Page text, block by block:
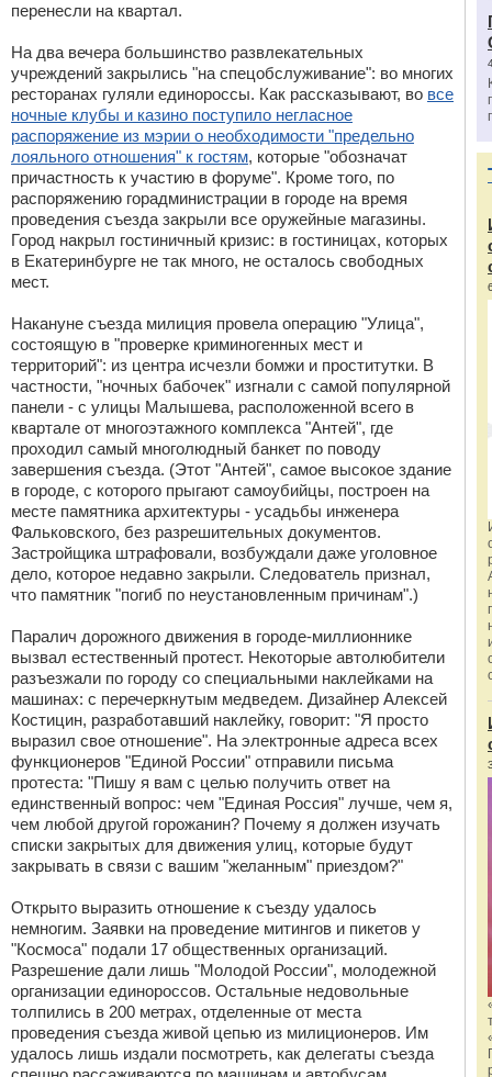
перенесли на квартал.
На два вечера большинство развлекательных
учреждений закрылись "на спецобслуживание": во многих
ресторанах гуляли единороссы. Как рассказывают, во все
ночные клубы и казино поступило негласное
распоряжение из мэрии о необходимости "предельно
лояльного отношения" к гостям, которые "обозначат
причастность к участию в форуме". Кроме того, по
распоряжению горадминистрации в городе на время
проведения съезда закрыли все оружейные магазины.
Город накрыл гостиничный кризис: в гостиницах, которых
в Екатеринбурге не так много, не осталось свободных
мест.
Накануне съезда милиция провела операцию "Улица",
состоящую в "проверке криминогенных мест и
территорий": из центра исчезли бомжи и проститутки. В
частности, "ночных бабочек" изгнали с самой популярной
панели - с улицы Малышева, расположенной всего в
квартале от многоэтажного комплекса "Антей", где
проходил самый многолюдный банкет по поводу
завершения съезда. (Этот "Антей", самое высокое здание
в городе, с которого прыгают самоубийцы, построен на
месте памятника архитектуры - усадьбы инженера
Фальковского, без разрешительных документов.
Застройщика штрафовали, возбуждали даже уголовное
дело, которое недавно закрыли. Следователь признал,
что памятник "погиб по неустановленным причинам".)
Паралич дорожного движения в городе-миллионнике
вызвал естественный протест. Некоторые автолюбители
разъезжали по городу со специальными наклейками на
машинах: с перечеркнутым медведем. Дизайнер Алексей
Костицин, разработавший наклейку, говорит: "Я просто
выразил свое отношение". На электронные адреса всех
функционеров "Единой России" отправили письма
протеста: "Пишу я вам с целью получить ответ на
единственный вопрос: чем "Единая Россия" лучше, чем я,
чем любой другой горожанин? Почему я должен изучать
списки закрытых для движения улиц, которые будут
закрывать в связи с вашим "желанным" приездом?"
Открыто выразить отношение к съезду удалось
немногим. Заявки на проведение митингов и пикетов у
"Космоса" подали 17 общественных организаций.
Разрешение дали лишь "Молодой России", молодежной
организации единороссов. Остальные недовольные
толпились в 200 метрах, отделенные от места
проведения съезда живой цепью из милиционеров. Им
удалось лишь издали посмотреть, как делегаты съезда